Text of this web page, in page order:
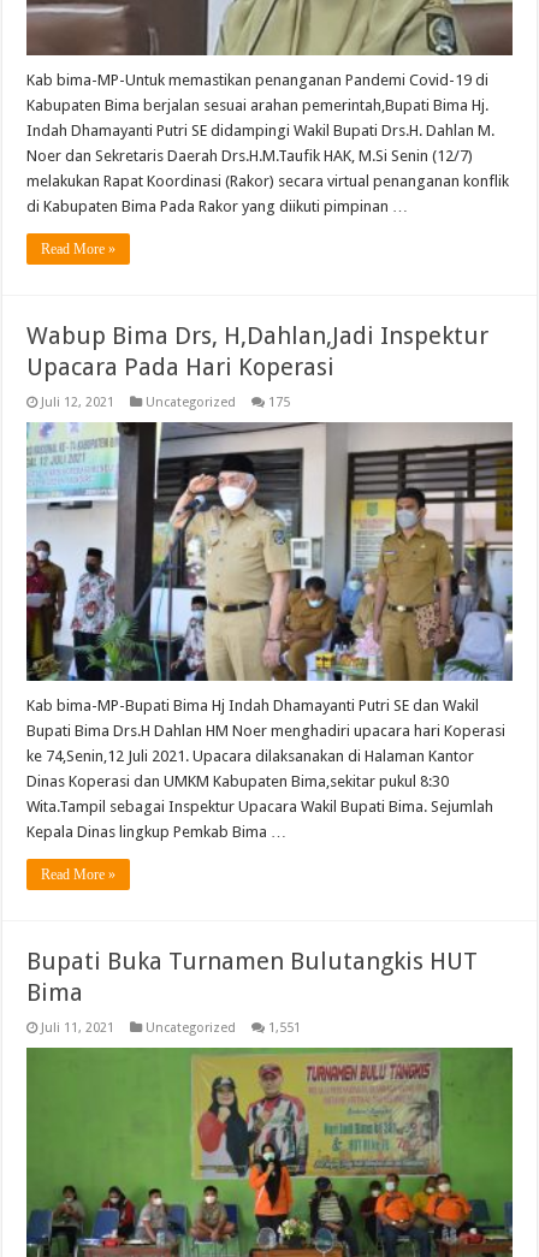
Kab bima-MP-Untuk memastikan penanganan Pandemi Covid-19 di
Kabupaten Bima berjalan sesuai arahan pemerintah,Bupati Bima Hj.
Indah Dhamayanti Putri SE didampingi Wakil Bupati Drs.H. Dahlan M.
Noer dan Sekretaris Daerah Drs.H.M.Taufik HAK, M.Si Senin (12/7)
melakukan Rapat Koordinasi (Rakor) secara virtual penanganan konflik
di Kabupaten Bima Pada Rakor yang diikuti pimpinan …
Read More »
Wabup Bima Drs, H,Dahlan,Jadi Inspektur
Upacara Pada Hari Koperasi
Juli 12, 2021 Uncategorized 175
Kab bima-MP-Bupati Bima Hj Indah Dhamayanti Putri SE dan Wakil
Bupati Bima Drs.H Dahlan HM Noer menghadiri upacara hari Koperasi
ke 74,Senin,12 Juli 2021. Upacara dilaksanakan di Halaman Kantor
Dinas Koperasi dan UMKM Kabupaten Bima,sekitar pukul 8:30
Wita.Tampil sebagai Inspektur Upacara Wakil Bupati Bima. Sejumlah
Kepala Dinas lingkup Pemkab Bima …
Read More »
Bupati Buka Turnamen Bulutangkis HUT
Bima
Juli 11, 2021 Uncategorized 1,551